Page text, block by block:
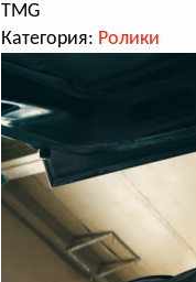
TMG
Категория: Ролики